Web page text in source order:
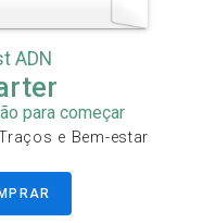
ADN
para começar
e Bem-estar